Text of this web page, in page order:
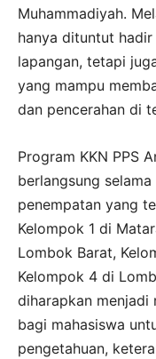
Muhammadiyah.
hanya dituntut
lapangan, tetapi
yang mampu
dan pencerahan di
Program KKN PPS
berlangsung
penempatan yang
Kelompok 1 di
Lombok Barat,
Kelompok 4 di
diharapkan menjadi
bagi mahasiswa
pengetahuan,